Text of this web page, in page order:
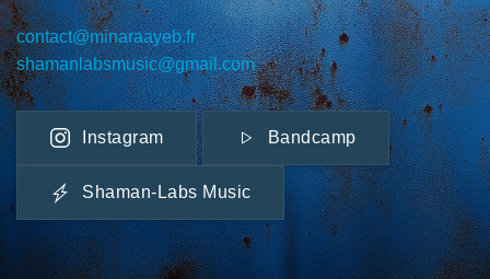
contact@minaraayeb.fr
shamanlabsmusic@gmail.com
Instagram Bandcamp
Shaman-Labs Music